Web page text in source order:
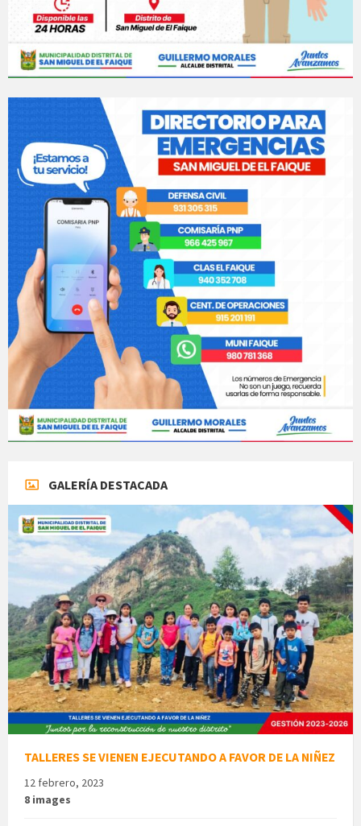
GALERÍA DESTACADA
TALLERES SE VIENEN EJECUTANDO A FAVOR DE LA NIÑEZ
12 febrero, 2023
8 images